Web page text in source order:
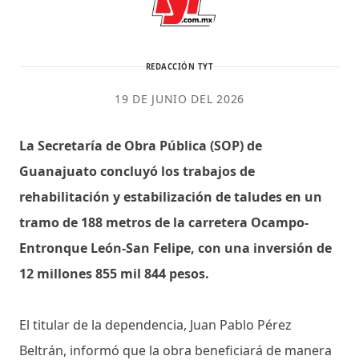
REDACCIÓN TYT
19 DE JUNIO DEL 2026
La Secretaría de Obra Pública (SOP) de
Guanajuato concluyó los trabajos de
rehabilitación y estabilización de taludes en un
tramo de 188 metros de la carretera Ocampo-
Entronque León-San Felipe, con una inversión de
12 millones 855 mil 844 pesos.
El titular de la dependencia, Juan Pablo Pérez
Beltrán, informó que la obra beneficiará de manera